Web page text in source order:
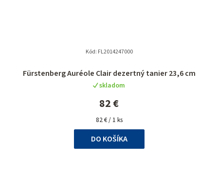
Fürstenberg Auréole Clair dezertný tanier 23,6 cm
skladom
82 €
Jednotková
cena:
82 € / 1 ks
DO KOŠÍKA
Kód: FL2014247000